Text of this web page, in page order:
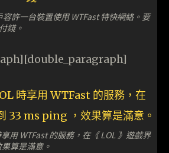
許一台裝置使用 WTFast 特快網絡。要
錢。
用 WTFast 的服務，在《 LOL 》遊戲界
算是滿意。